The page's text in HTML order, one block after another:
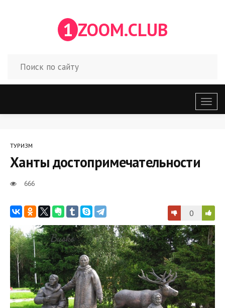
1 ZOOM.CLUB
меню
ТУРИЗМ
Ханты достопримечательности
666
0